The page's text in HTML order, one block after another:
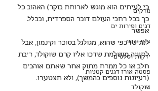
מרקים
דגים ופירות ים
עוף ובשר
ירקות וסלטים
פסטה אורז דגנים קטניות
שוקולד
כי לעיתים הוא מוגש לארוחת בוקר) האהוב כל
כך בכל רחבי העולם דובר הספרדית, ובכלל.
אפשר
להגישו כפי שהוא, מגולגל בסוכר וקינמון, אבל
לחוויה מושלמת שדכו אליו קרם שוקולד, ריבת
חלב או כל ממרח מתוק אחר שאתם אוהבים
(רעיונות נוספים בהמשך), ולא תצטערו.